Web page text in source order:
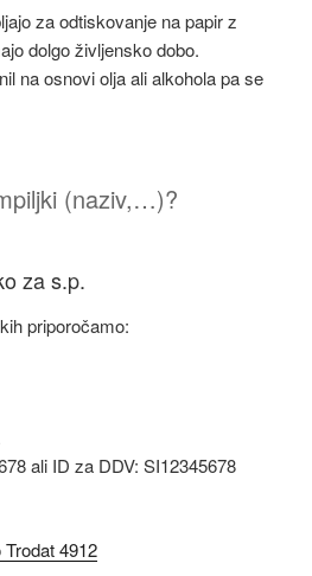
za odtiskovanje na papir z
dolgo življensko dobo.
na osnovi olja ali alkohola pa se
(naziv,…)?
za s.p.
priporočamo:
ali ID za DDV: SI12345678
4912